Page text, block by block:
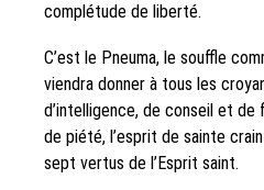
complétude de liberté.
C’est le Pneuma, le souffle
viendra donner à tous les
d’intelligence, de conseil et
de piété, l’esprit de sainte
sept vertus de l’Esprit saint.